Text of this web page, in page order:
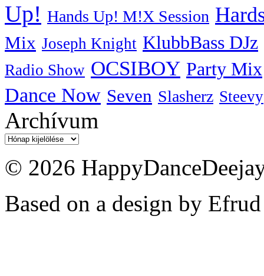
Up! Hands Up! M!X Session
Mix Joseph Knight KlubbBass DJz
Radio Show OCSIBOY Party Mix
Dance Now Seven Slasherz Steevy
Archívum
Archívum
© 2026
Based on a design by Efrud